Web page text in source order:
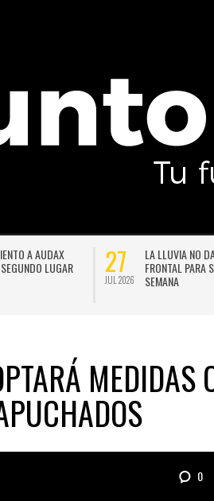
A AUDAX
LUGAR
27
JUL 2026
LA LLUVIA NO
FRONTAL PARA
SEMANA
MEDIDAS
0